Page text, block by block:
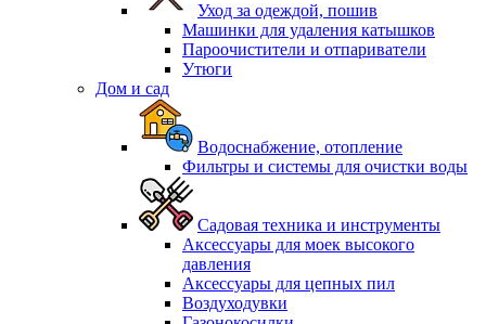
Уход за одеждой, пошив
Машинки для удаления катышков
Пароочистители и отпариватели
Утюги
Дом и сад
Водоснабжение, отопление
Фильтры и системы для очистки воды
Садовая техника и инструменты
Аксессуары для моек высокого
давления
Аксессуары для цепных пил
Воздуходувки